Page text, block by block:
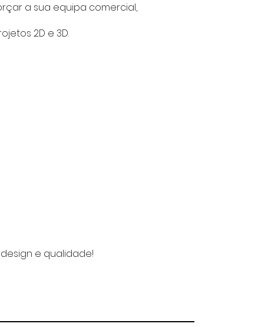
a sua equipa comercial,
2D e 3D.
e qualidade!